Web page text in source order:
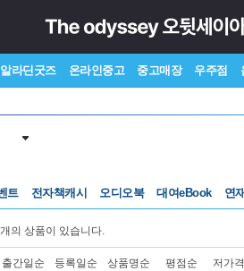
알라딘굿즈 온라인중고 중고매장 우주점
트 전자책캐시 오디오북 대여eBook 연
개의 상품이 있습니다.
출간일순 등록일순 상품명순 평점순 저가